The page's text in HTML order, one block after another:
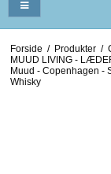
Forside / Produkter /
MUUD LIVING -
Muud - Copenhagen -
Whisky